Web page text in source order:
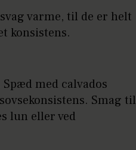
varme, til de er helt
konsistens.
med calvados
Smag til
lun eller ved